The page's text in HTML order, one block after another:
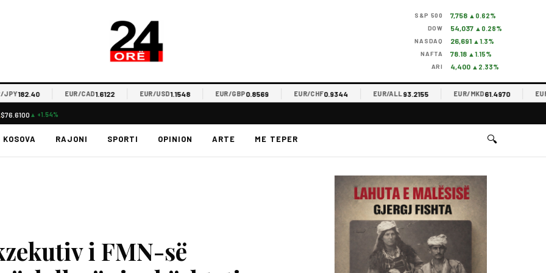
S&P 500 7,758 ▲0.62%
DOW 54,037 ▲0.28%
NASDAQ 26,691 ▲1.3%
NAFTA 78.18 ▲1.15%
ARI 4,400 ▲2.33%
182.40 EUR/CAD1.6122 EUR/USD1.1548 EUR/GBP0.8569 EUR/CHF0.9344 EUR/ALL93.2155 EUR/MKD61.4970 EUR/
$76.6100 ▲ +1.54%
KOSOVA RAJONI SPORTI OPINION ARTE ME TEPER 🔍
i FMN-së